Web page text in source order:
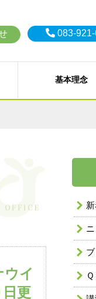
083-
野中 嵩之 弁護士お支
基本理念
ウイ
更